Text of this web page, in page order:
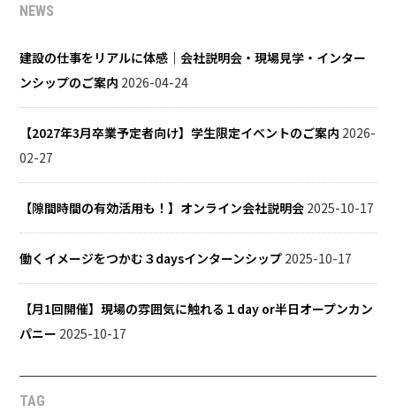
NEWS
建設の仕事をリアルに体感｜会社説明会・現場見学・インター
ンシップのご案内 2026-04-24
【2027年3月卒業予定者向け】学生限定イベントのご案内 2026-
02-27
【隙間時間の有効活用も！】オンライン会社説明会 2025-10-17
働くイメージをつかむ３daysインターンシップ 2025-10-17
【月1回開催】現場の雰囲気に触れる１day or半日オープンカン
パニー 2025-10-17
TAG